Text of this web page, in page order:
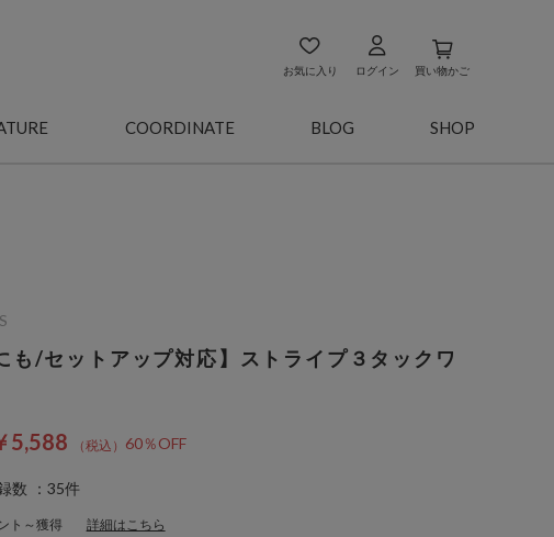
お気に入り ログイン 買い物かご
COORDINATE BLOG SHOP
も/セットアップ対応】ストライプ３タックワ
5,588 60％OFF
数 ：35件
ト～獲得 詳細はこちら